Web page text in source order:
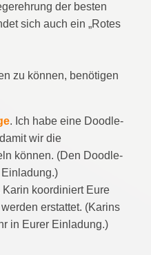
der besten
sich auch ein „Rotes
zu können, benötigen
. Ich habe eine Doodle-
wir die
können. (Den Doodle-
Karin koordiniert Eure
erstattet. (Karins
in Eurer Einladung.)